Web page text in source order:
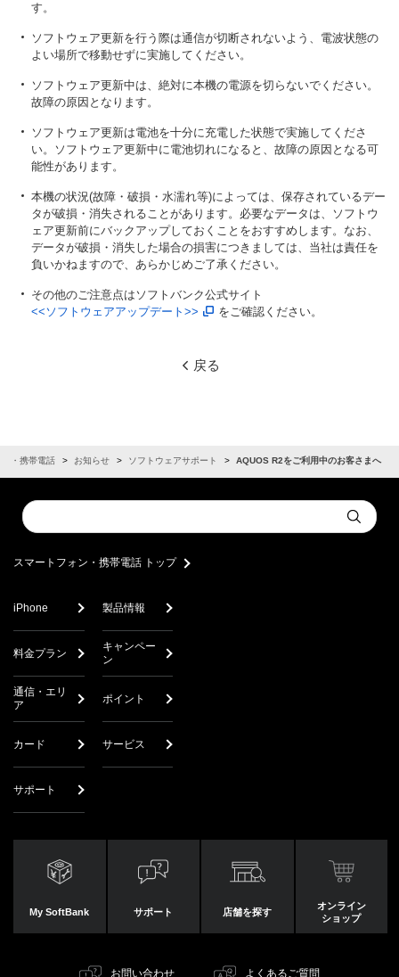
す。
ソフトウェア更新を行う際は通信が切断されないよう、電波状態の
よい場所で移動せずに実施してください。
ソフトウェア更新中は、絶対に本機の電源を切らないでください。
故障の原因となります。
ソフトウェア更新は電池を十分に充電した状態で実施してくださ
い。ソフトウェア更新中に電池切れになると、故障の原因となる可
能性があります。
本機の状況(故障・破損・水濡れ等)によっては、保存されているデー
タが破損・消失されることがあります。必要なデータは、ソフトウ
ェア更新前にバックアップしておくことをおすすめします。なお、
データが破損・消失した場合の損害につきましては、当社は責任を
負いかねますので、あらかじめご了承ください。
その他のご注意点はソフトバンク公式サイト
<<ソフトウェアアップデート>>
をご確認ください。
戻る
・携帯電話 お知らせ ソフトウェアサポート AQUOS R2をご利用中のお客さまへ
Conduct
a
Submit
スマートフォン・携帯電話 トップ
iPhone 製品情報
料金プラン
キャンペー
ン
通信・エリ
ア
ポイント
カード サービス
サポート
My SoftBank サポート 店舗を探す
オンライン
ショップ
お問い合わせ よくあるご質問